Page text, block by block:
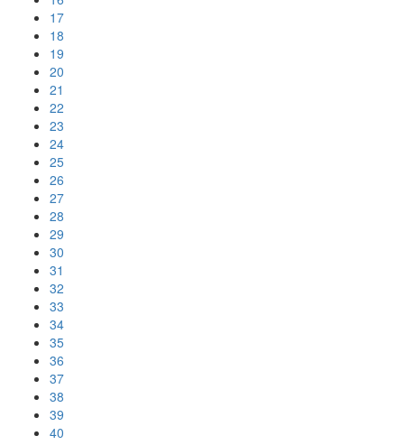
17
18
19
20
21
22
23
24
25
26
27
28
29
30
31
32
33
34
35
36
37
38
39
40